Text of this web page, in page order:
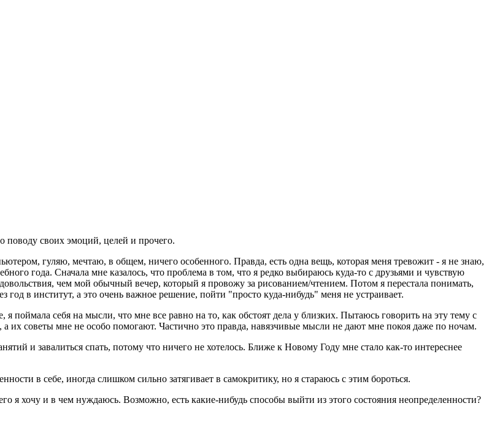
поводу своих эмоций, целей и прочего.
гуляю, мечтаю, в общем, ничего особенного. Правда, есть одна вещь, которая меня тревожит - я не знаю,
года. Сначала мне казалось, что проблема в том, что я редко выбираюсь куда-то с друзьями и чувствую
чем мой обычный вечер, который я провожу за рисованием/чтением. Потом я перестала понимать,
в институт, а это очень важное решение, пойти "просто куда-нибудь" меня не устраивает.
поймала себя на мысли, что мне все равно на то, как обстоят дела у близких. Пытаюсь говорить на эту тему с
их советы мне не особо помогают. Частично это правда, навязчивые мысли не дают мне покоя даже по ночам.
и завалиться спать, потому что ничего не хотелось. Ближе к Новому Году мне стало как-то интереснее
в себе, иногда слишком сильно затягивает в самокритику, но я стараюсь с этим бороться.
хочу и в чем нуждаюсь. Возможно, есть какие-нибудь способы выйти из этого состояния неопределенности?